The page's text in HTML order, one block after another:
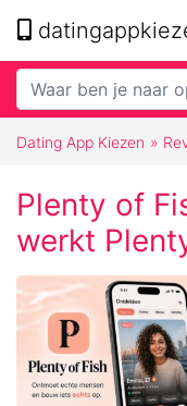
Dating App Kiezen »
Plenty of
werkt